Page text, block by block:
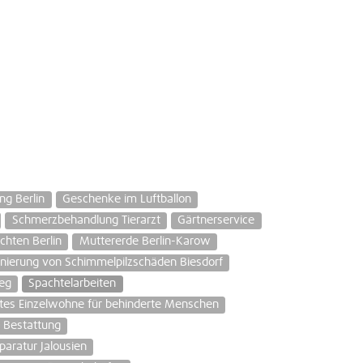
Berlin
Geschenke im Luftballon
Schmerzbehandlung Tierarzt
Gärtnerservice
Berlin
Muttererde Berlin-Karow
von Schimmelpilzschäden Biesdorf
Spachtelarbeiten
Einzelwohne für behinderte Menschen
Bestattung
Jalousien